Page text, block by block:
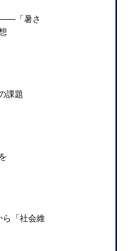
――「暑さ
課題
「社会維